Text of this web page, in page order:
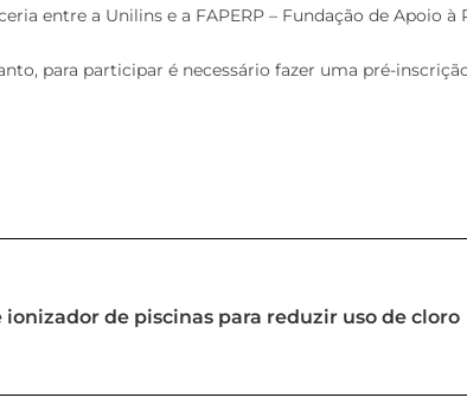
entre a Unilins e a FAPERP – Fundação de Apoio
para participar é necessário fazer uma pré-
ionizador de piscinas para reduzir uso de cloro